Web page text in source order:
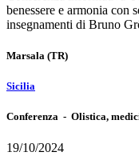
benessere e armonia con
insegnamenti di Bruno
Marsala (TR)
Sicilia
Conferenza - Olistica,
19/10/2024